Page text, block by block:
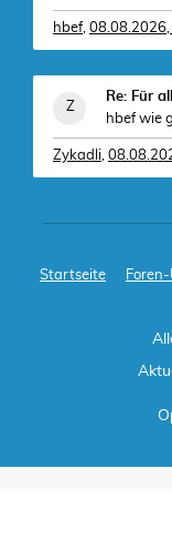
hbef, 08.08.2026,
Re: Für
hbef wie
Zykadli,
Startseite